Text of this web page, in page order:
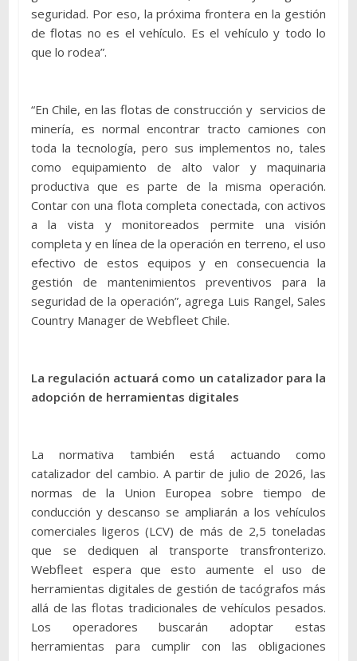
seguridad. Por eso, la próxima frontera en la gestión
de flotas no es el vehículo. Es el vehículo y todo lo
que lo rodea”.
“En Chile, en las flotas de construcción y servicios de
minería, es normal encontrar tracto camiones con
toda la tecnología, pero sus implementos no, tales
como equipamiento de alto valor y maquinaria
productiva que es parte de la misma operación.
Contar con una flota completa conectada, con activos
a la vista y monitoreados permite una visión
completa y en línea de la operación en terreno, el uso
efectivo de estos equipos y en consecuencia la
gestión de mantenimientos preventivos para la
seguridad de la operación”, agrega Luis Rangel, Sales
Country Manager de Webfleet Chile.
La regulación actuará como un catalizador para la
adopción de herramientas digitales
La normativa también está actuando como
catalizador del cambio. A partir de julio de 2026, las
normas de la Union Europea sobre tiempo de
conducción y descanso se ampliarán a los vehículos
comerciales ligeros (LCV) de más de 2,5 toneladas
que se dediquen al transporte transfronterizo.
Webfleet espera que esto aumente el uso de
herramientas digitales de gestión de tacógrafos más
allá de las flotas tradicionales de vehículos pesados.
Los operadores buscarán adoptar estas
herramientas para cumplir con las obligaciones